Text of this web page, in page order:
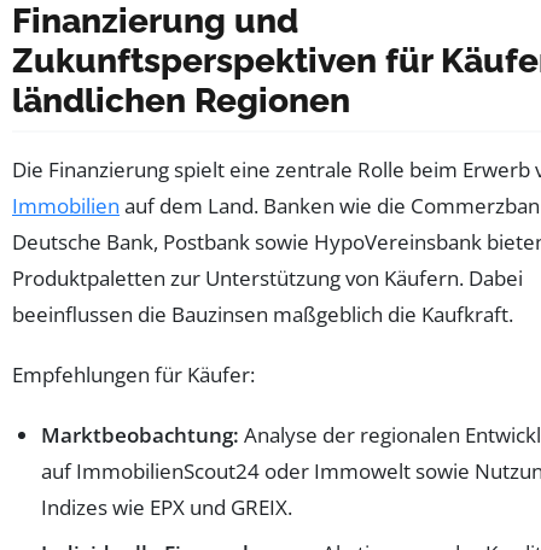
Finanzierung und
Zukunftsperspektiven für
ländlichen Regionen
Die Finanzierung spielt eine zentrale Rolle beim Erwerb
Immobilien auf dem Land. Banken wie die
Deutsche Bank, Postbank sowie HypoVereinsbank
Produktpaletten zur Unterstützung von Käufern. Dabei
beeinflussen die Bauzinsen maßgeblich die Kaufkraft.
Empfehlungen für Käufer:
Marktbeobachtung: Analyse der regionalen
auf ImmobilienScout24 oder Immowelt sowie
Indizes wie EPX und GREIX.